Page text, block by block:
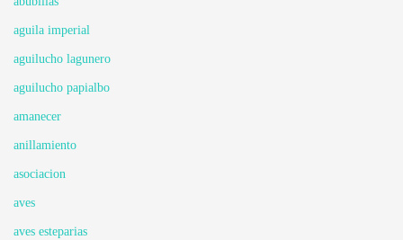
aguila imperial
aguilucho lagunero
aguilucho papialbo
amanecer
anillamiento
asociacion
aves
aves esteparias